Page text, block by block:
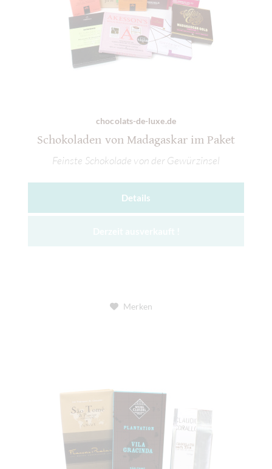
chocolats-de-luxe.de
Schokoladen von Madagaskar im Paket
Feinste Schokolade von der Gewürzinsel
Details
Merken